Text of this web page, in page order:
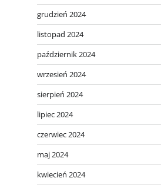
grudzień 2024
listopad 2024
październik 2024
wrzesień 2024
sierpień 2024
lipiec 2024
czerwiec 2024
maj 2024
kwiecień 2024